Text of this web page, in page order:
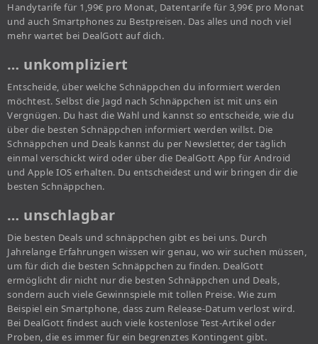
Handytarife für 1,99€ pro Monat, Datentarife für 3,99€ pro Monat
und auch Smartphones zu Bestpreisen. Das alles und noch viel
mehr wartet bei DealGott auf dich.
… unkompliziert
Entscheide, über welche Schnäppchen du informiert werden
möchtest. Selbst die Jagd nach Schnäppchen ist mit uns ein
Vergnügen. Du hast die Wahl und kannst so entscheide, wie du
über die besten Schnäppchen informiert werden willst. Die
Schnäppchen und Deals kannst du per Newsletter, der täglich
einmal verschickt wird oder über die DealGott App für Android
und Apple IOS erhalten. Du entscheidest und wir bringen dir die
besten Schnäppchen.
… unschlagbar
Die besten Deals und schnäppchen gibt es bei uns. Durch
Jahrelange Erfahrungen wissen wir genau, wo wir suchen müssen,
um für dich die besten Schnäppchen zu finden. DealGott
ermöglicht dir nicht nur die besten Schnäppchen und Deals,
sondern auch viele Gewinnspiele mit tollen Preise. Wie zum
Beispiel ein Smartphone, dass zum Release-Datum verlost wird.
Bei DealGott findest auch viele kostenlose Test-Artikel oder
Proben, die es immer für ein begrenztes Kontingent gibt.